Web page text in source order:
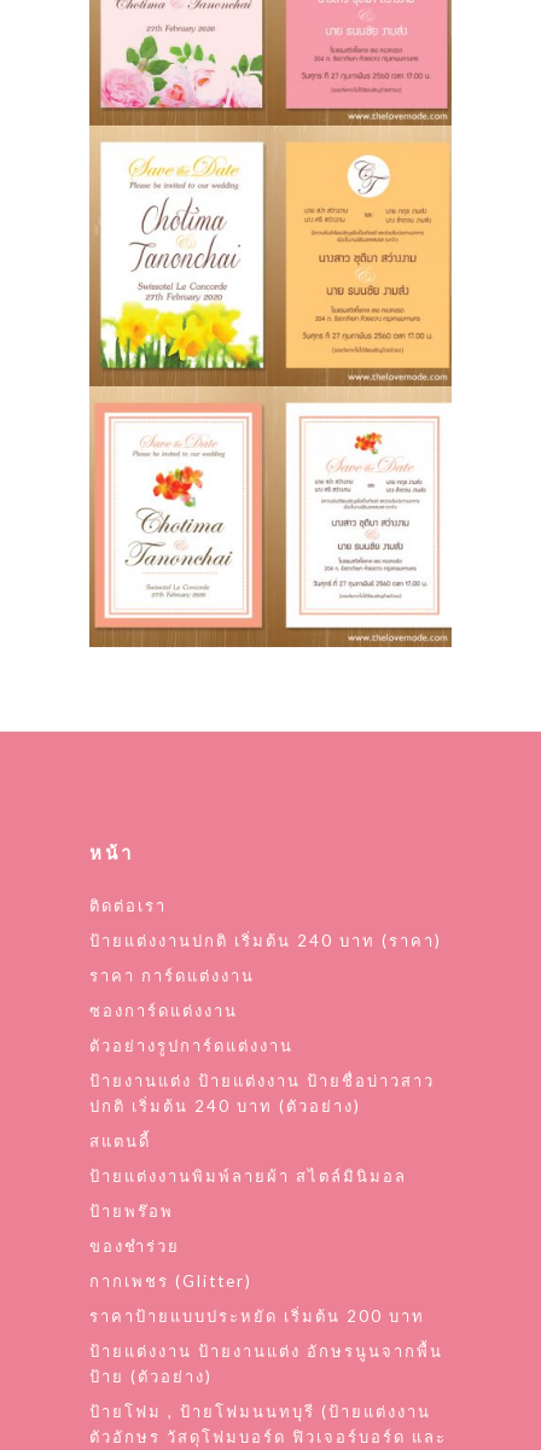
หน้า
ติดต่อเรา
ป้ายแต่งงานปกติ เริ่มต้น 240 บาท (ราคา)
ราคา การ์ดแต่งงาน
ซองการ์ดแต่งงาน
ตัวอย่างรูปการ์ดแต่งงาน
ป้ายงานแต่ง ป้ายแต่งงาน ป้ายชื่อบ่าวสาว
ปกติ เริ่มต้น 240 บาท (ตัวอย่าง)
สแตนดี้
ป้ายแต่งงานพิมพ์ลายผ้า สไตล์มินิมอล
ป้ายพร๊อพ
ของชำร่วย
กากเพชร (Glitter)
ราคาป้ายแบบประหยัด เริ่มต้น 200 บาท
ป้ายแต่งงาน ป้ายงานแต่ง อักษรนูนจากพื้น
ป้าย (ตัวอย่าง)
ป้ายโฟม , ป้ายโฟมนนทบุรี (ป้ายแต่งงาน
ตัวอักษร วัสดุโฟมบอร์ด ฟิวเจอร์บอร์ด และ